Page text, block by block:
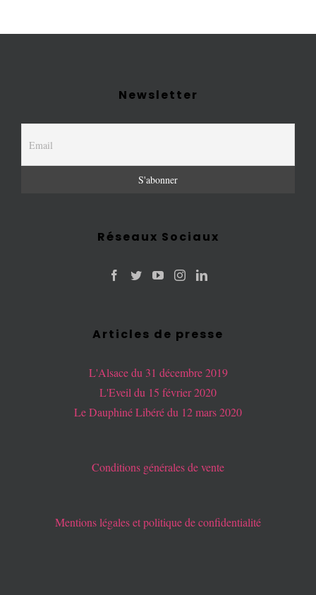
Newsletter
Réseaux Sociaux
Articles de presse
L'Alsace du 31 décembre 2019
L'Eveil du 15 février 2020
Le Dauphiné Libéré du 12 mars 2020
Conditions générales de vente
Mentions légales et politique de confidentialité